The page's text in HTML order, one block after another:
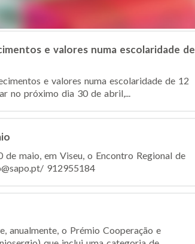
e valores numa escolaridade de
e valores numa escolaridade de 12
no próximo dia 30 de abril,...
maio, em Viseu, o Encontro Regional de
912955184
anualmente, o Prémio Cooperação e